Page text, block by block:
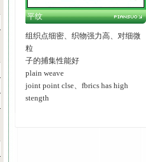
平纹
组织点细密、织物强力高、对细微
粒
子的捕集性能好
plain weave
joint point clse、fbrics has high
stength